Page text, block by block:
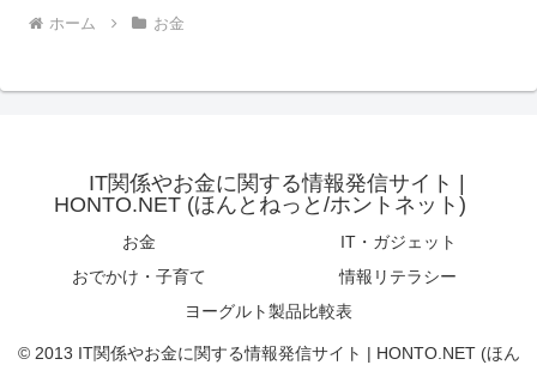
ホーム お金
IT関係やお金に関する情報発信サイト |
HONTO.NET (ほんとねっと/ホントネット)
お金
IT・ガジェット
おでかけ・子育て
情報リテラシー
ヨーグルト製品比較表
© 2013 IT関係やお金に関する情報発信サイト | HONTO.NET (ほん